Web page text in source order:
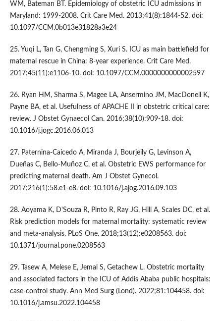
WM, Bateman BT. Epidemiology of obstetric ICU admissions in
Maryland: 1999-2008. Crit Care Med. 2013;41(8):1844-52. doi:
10.1097/CCM.0b013e31828a3e24
25. Yuqi L, Tan G, Chengming S, Xuri S. ICU as main battlefield for
maternal rescue in China: 8-year experience. Crit Care Med.
2017;45(11):e1106-10. doi: 10.1097/CCM.0000000000002597
26. Ryan HM, Sharma S, Magee LA, Ansermino JM, MacDonell K,
Payne BA, et al. Usefulness of APACHE II in obstetric critical care:
review. J Obstet Gynaecol Can. 2016;38(10):909-18. doi:
10.1016/j.jogc.2016.06.013
27. Paternina-Caicedo A, Miranda J, Bourjeily G, Levinson A,
Dueñas C, Bello-Muñoz C, et al. Obstetric EWS performance for
predicting maternal death. Am J Obstet Gynecol.
2017;216(1):58.e1-e8. doi: 10.1016/j.ajog.2016.09.103
28. Aoyama K, D'Souza R, Pinto R, Ray JG, Hill A, Scales DC, et al.
Risk prediction models for maternal mortality: systematic review
and meta-analysis. PLoS One. 2018;13(12):e0208563. doi:
10.1371/journal.pone.0208563
29. Tasew A, Melese E, Jemal S, Getachew L. Obstetric mortality
and associated factors in the ICU of Addis Ababa public hospitals:
case-control study. Ann Med Surg (Lond). 2022;81:104458. doi:
10.1016/j.amsu.2022.104458